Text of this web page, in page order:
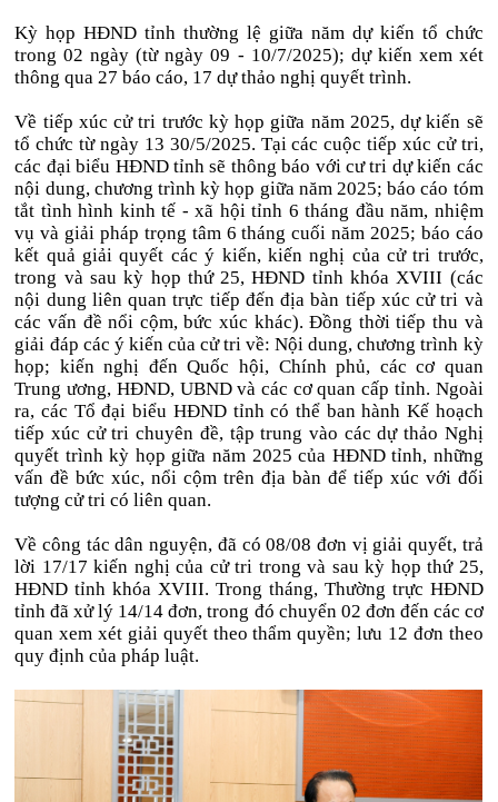
Kỳ họp HĐND tỉnh thường lệ giữa năm dự kiến tổ chức
trong 02 ngày (từ ngày 09 - 10/7/2025); dự kiến xem xét
thông qua 27 báo cáo, 17 dự thảo nghị quyết trình.
Về tiếp xúc cử tri trước kỳ họp giữa năm 2025, dự kiến sẽ
tổ chức từ ngày 13 30/5/2025. Tại các cuộc tiếp xúc cử tri,
các đại biểu HĐND tỉnh sẽ thông báo với cư tri dự kiến các
nội dung, chương trình kỳ họp giữa năm 2025; báo cáo tóm
tắt tình hình kinh tế - xã hội tỉnh 6 tháng đầu năm, nhiệm
vụ và giải pháp trọng tâm 6 tháng cuối năm 2025; báo cáo
kết quả giải quyết các ý kiến, kiến nghị của cử tri trước,
trong và sau kỳ họp thứ 25, HĐND tỉnh khóa XVIII (các
nội dung liên quan trực tiếp đến địa bàn tiếp xúc cử tri và
các vấn đề nổi cộm, bức xúc khác). Đồng thời tiếp thu và
giải đáp các ý kiến của cử tri về: Nội dung, chương trình kỳ
họp; kiến nghị đến Quốc hội, Chính phủ, các cơ quan
Trung ương, HĐND, UBND và các cơ quan cấp tỉnh. Ngoài
ra, các Tổ đại biểu HĐND tỉnh có thể ban hành Kế hoạch
tiếp xúc cử tri chuyên đề, tập trung vào các dự thảo Nghị
quyết trình kỳ họp giữa năm 2025 của HĐND tỉnh, những
vấn đề bức xúc, nổi cộm trên địa bàn để tiếp xúc với đối
tượng cử tri có liên quan.
Về công tác dân nguyện, đã có 08/08 đơn vị giải quyết, trả
lời 17/17 kiến nghị của cử tri trong và sau kỳ họp thứ 25,
HĐND tỉnh khóa XVIII. Trong tháng, Thường trực HĐND
tỉnh đã xử lý 14/14 đơn, trong đó chuyển 02 đơn đến các cơ
quan xem xét giải quyết theo thẩm quyền; lưu 12 đơn theo
quy định của pháp luật.